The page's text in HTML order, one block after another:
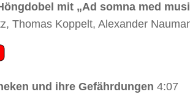
mit „Ad somna med
Thomas Koppelt, Alexander
und ihre Gefährdungen 4:07